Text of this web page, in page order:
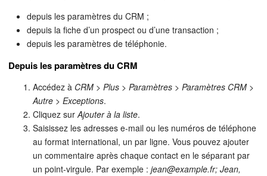
Processus d’entreprise
Espace des ventes
Marketing
Entreprise
Market (Applications)
depuis les paramètres du CRM ;
depuis la fiche d’un prospect ou d’une transaction ;
depuis les paramètres de téléphonie.
Depuis les paramètres du CRM
Accédez à CRM > Plus > Paramètres > Paramètres CRM >
Autre > Exceptions.
Cliquez surAjouter à la liste.
Saisissez les adresses e-mail ou les numéros de téléphone
au format international, un par ligne. Vous pouvez ajouter
un commentaire après chaque contact en le séparant par
un point-virgule. Par exemple : jean@example.fr; Jean,